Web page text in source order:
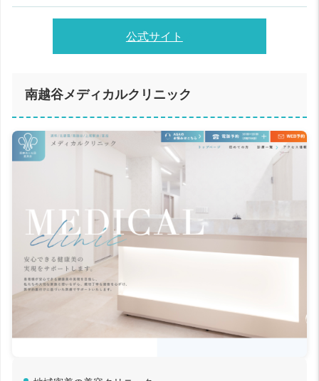
公式サイト
南越谷メディカルクリニック